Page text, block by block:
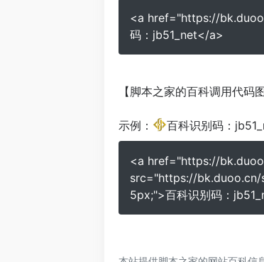
<a href="https://
码：jb51_net</a>
【脚本之家的百科调用代码
示例： 百科识别码：
<a href="https://
src="https://
5px;">百科识别码：